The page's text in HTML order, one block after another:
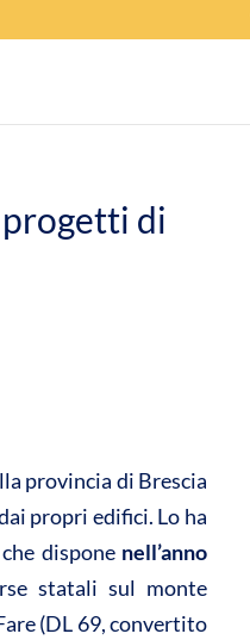
di
provincia di Brescia
propri edifici. Lo ha
dispone nell’anno
statali sul monte
(DL 69, convertito